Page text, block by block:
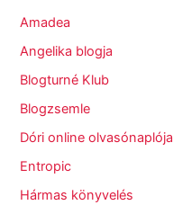
Amadea
Angelika blogja
Blogturné Klub
Blogzsemle
Dóri online olvasónaplója
Entropic
Hármas könyvelés